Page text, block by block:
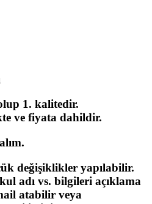
1. kalitedir.
ve fiyata dahildir.
değişiklikler yapılabilir.
adı vs. bilgileri açıklama
atabilir veya